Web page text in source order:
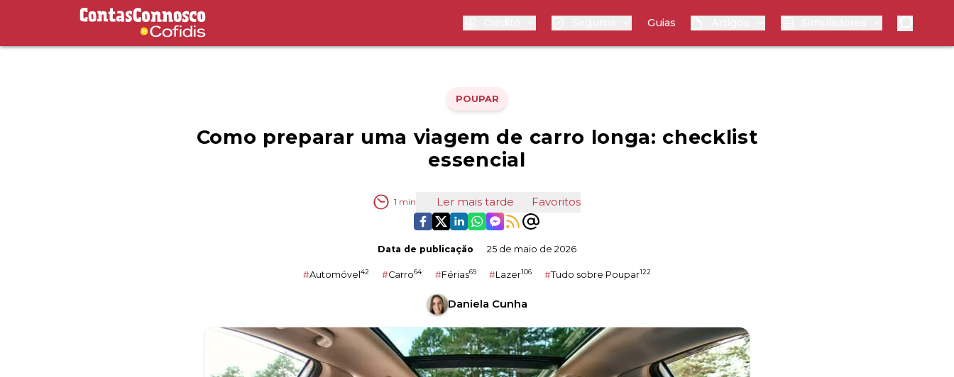
Contas Connosco by Cofidis Guias
POUPAR
Como preparar uma viagem de carro longa: checklist
essencial
1 min Ler mais tarde Favoritos
Data de publicação 25 de maio de 2026
#Automóvel42 #Carro64 #Férias69 #Lazer106 #Tudo sobre Poupar122
Daniela Cunha